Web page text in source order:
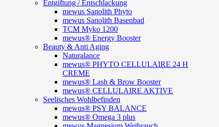
Entgiftung / Entschlackung
mewus Sanolith Phyto
mewus Sanolith Basenbad
TCM Myko 1200
mewus® Energy Booster
Beauty & Anti Aging
Naturalance
mewus® PHYTO CELLULAIRE 24 H
CREME
mewus® Lash & Brow Booster
mewus® CELLULAIRE AKTIVE
Seelisches Wohlbefinden
mewus® PSY BALANCE
mewus® Omega 3 plus